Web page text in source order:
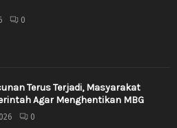
0
Terus Terjadi, Masyarakat
Agar Menghentikan MBG
0